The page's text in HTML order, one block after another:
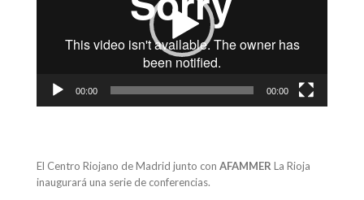
00:00 00:00
El Centro Riojano de Madrid junto con AFAMMER La Rioja
inaugurará una serie de conferencias.